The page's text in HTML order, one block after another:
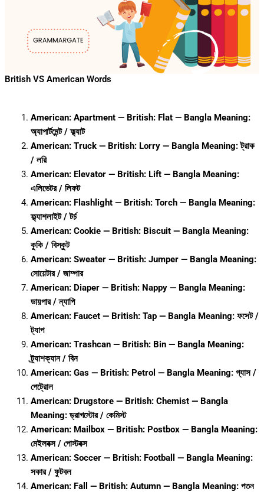
British VS American Words
American: Apartment — British: Flat — Bangla Meaning:
অ্যাপার্টমেন্ট / ফ্ল্যাট
American: Truck — British: Lorry — Bangla Meaning: ট্রাক
/ লরি
American: Elevator — British: Lift — Bangla Meaning:
এলিভেটর / লিফট
American: Flashlight — British: Torch — Bangla Meaning:
ফ্ল্যাশলাইট / টর্চ
American: Cookie — British: Biscuit — Bangla Meaning:
কুকি / বিস্কুট
American: Sweater — British: Jumper — Bangla Meaning:
সোয়েটার / জাম্পার
American: Diaper — British: Nappy — Bangla Meaning:
ডায়পার / ন্যাপি
American: Faucet — British: Tap — Bangla Meaning: ফসেট /
ট্যাপ
American: Trashcan — British: Bin — Bangla Meaning:
ট্র্যাশক্যান / বিন
American: Gas — British: Petrol — Bangla Meaning: গ্যাস /
পেট্রোল
American: Drugstore — British: Chemist — Bangla
Meaning: ড্রাগস্টোর / কেমিস্ট
American: Mailbox — British: Postbox — Bangla Meaning:
মেইলবক্স / পোস্টবক্স
American: Soccer — British: Football — Bangla Meaning:
সকার / ফুটবল
American: Fall — British: Autumn — Bangla Meaning: পতন